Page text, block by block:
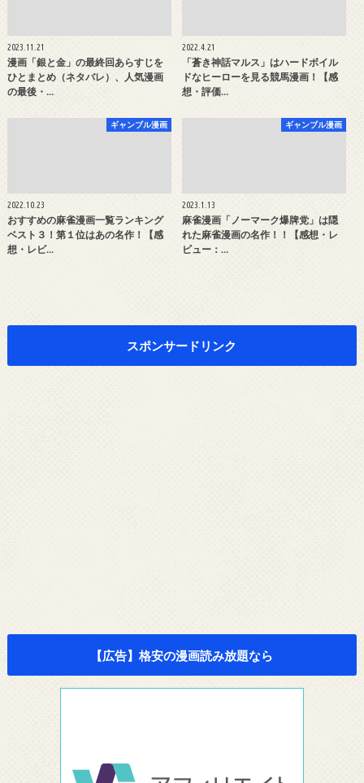
2023.11.21
漫画「銀と金」の最終回あらすじを
ひとまとめ（ネタバレ）、人気漫画
の最後・…
2022.4.21
「蒼き神話マルス」はハードボイル
ドなヒーローを見る競馬漫画！【感
想・評価…
ギャンブル漫画
2022.10.23
おすすめの麻雀漫画一覧ランキング
ベスト３！第１位はあの名作！【感
想・レビ…
ギャンブル漫画
2023.1.13
麻雀漫画「ノーマーク爆牌党」は隠
れた麻雀漫画の名作！！【感想・レ
ビュー：…
スポンサードリンク
【広告】格安の漫画読み放題なら